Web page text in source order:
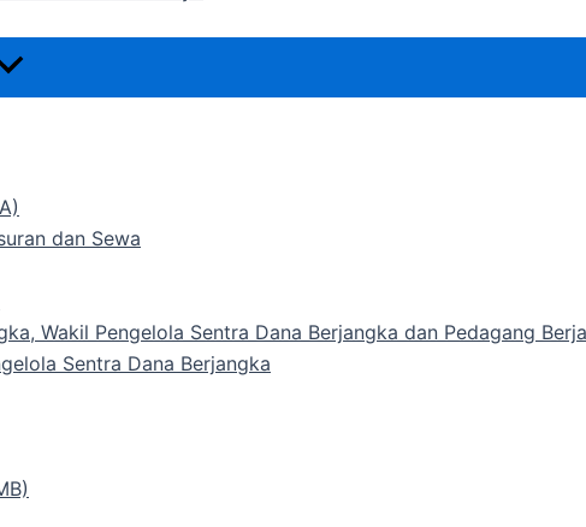
dan Sewa
Wakil Pengelola Sentra Dana Berjangka dan Pedagang
Sentra Dana Berjangka